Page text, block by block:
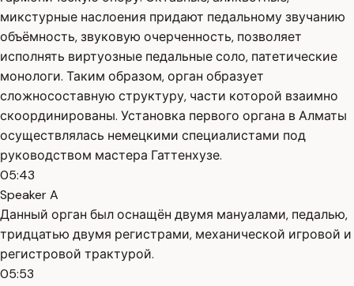
микстурные наслоения придают педальному звучанию
объёмность, звуковую очерченность, позволяет
исполнять виртуозные педальные соло, патетические
монологи. Таким образом, орган образует
сложносоставную структуру, части которой взаимно
скоординированы. Установка первого органа в Алматы
осуществлялась немецкими специалистами под
руководством мастера Гаттенхузе.
05:43
Speaker A
Данный орган был оснащён двумя мануалами, педалью,
тридцатью двумя регистрами, механической игровой и
регистровой трактурой.
05:53